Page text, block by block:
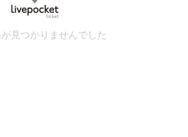
見つかりませんでした